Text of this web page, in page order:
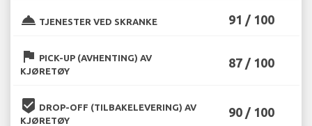
room_service TJENESTER VED SKRANKE 91 / 100
flag PICK-UP (AVHENTING) AV
KJØRETØY
87 / 100
beenhere DROP-OFF (TILBAKELEVERING) AV
KJØRETØY
90 / 100